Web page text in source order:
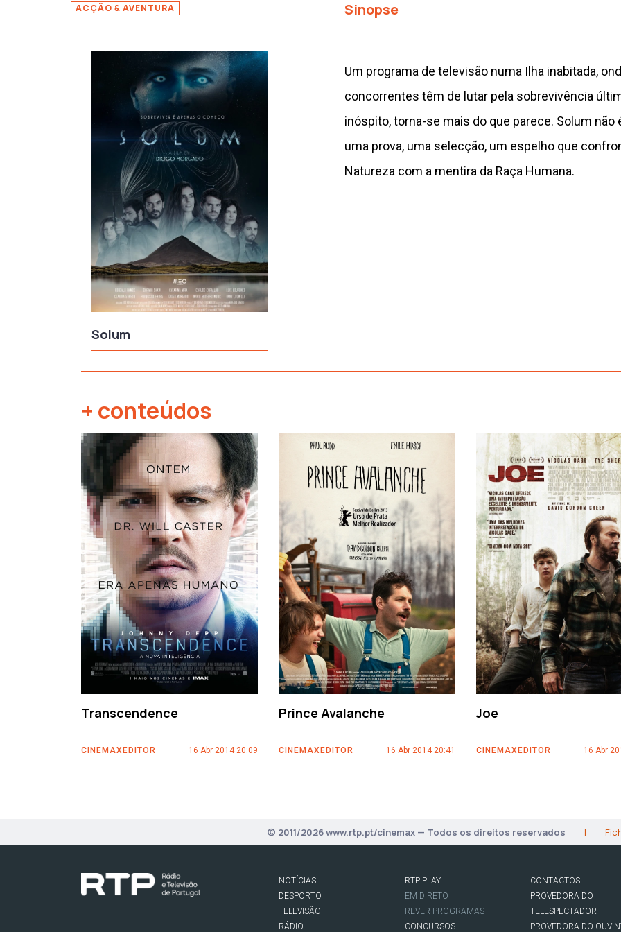
ACÇÃO & AVENTURA Sinopse
Solum
Um programa de televisão numa Ilha inabitada,
concorrentes têm de lutar pela sobrevivência
inóspito, torna-se mais do que parece. Solum não
uma prova, uma selecção, um espelho que
Natureza com a mentira da Raça Humana.
+ conteúdos
Transcendence
CINEMAXEDITOR 16 Abr 2014 20:09
Prince Avalanche
CINEMAXEDITOR 16 Abr 2014 20:41
Joe
CINEMAXEDITOR 16 Abr
‹
© 2011/2026 www.rtp.pt/cinemax — Todos os direitos reservados |
NOTÍCIAS
DESPORTO
TELEVISÃO
RÁDIO
RTP PLAY
EM DIRETO
REVER PROGRAMAS
CONCURSOS
CONTACTOS
PROVEDORA DO
TELESPECTADOR
PROVEDORA DO